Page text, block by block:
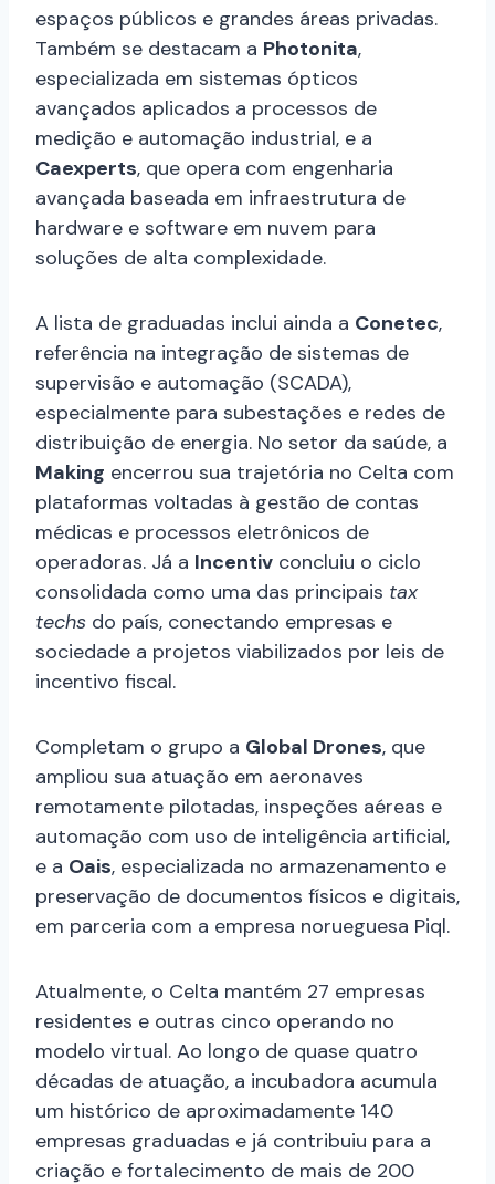
espaços públicos e grandes áreas privadas.
Também se destacam a Photonita,
especializada em sistemas ópticos
avançados aplicados a processos de
medição e automação industrial, e a
Caexperts, que opera com engenharia
avançada baseada em infraestrutura de
hardware e software em nuvem para
soluções de alta complexidade.
A lista de graduadas inclui ainda a Conetec,
referência na integração de sistemas de
supervisão e automação (SCADA),
especialmente para subestações e redes de
distribuição de energia. No setor da saúde, a
Making encerrou sua trajetória no Celta com
plataformas voltadas à gestão de contas
médicas e processos eletrônicos de
operadoras. Já a Incentiv concluiu o ciclo
consolidada como uma das principais tax
techs do país, conectando empresas e
sociedade a projetos viabilizados por leis de
incentivo fiscal.
Completam o grupo a Global Drones, que
ampliou sua atuação em aeronaves
remotamente pilotadas, inspeções aéreas e
automação com uso de inteligência artificial,
e a Oais, especializada no armazenamento e
preservação de documentos físicos e digitais,
em parceria com a empresa norueguesa Piql.
Atualmente, o Celta mantém 27 empresas
residentes e outras cinco operando no
modelo virtual. Ao longo de quase quatro
décadas de atuação, a incubadora acumula
um histórico de aproximadamente 140
empresas graduadas e já contribuiu para a
criação e fortalecimento de mais de 200